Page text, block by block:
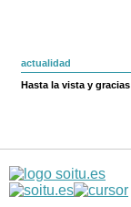
actualidad
Hasta la vista y gracias